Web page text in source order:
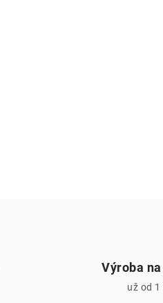
Výroba
už od 1